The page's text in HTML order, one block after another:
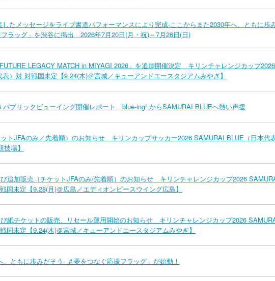
たメッセージをライブ書道パフォーマンスにより完成-ここからまた2030年へ、ともに歩
ラッグ」を渋谷に掲出 2026年7月20日(月・祝)～7月26日(日)
LEGACY MATCH in MIYAGI 2026」を追加開催決定 キリンチャレンジカップ2026
）対 対戦国未定【9.24(木)＠宮城／キューアンドエースタジアムみやぎ】
パブリックビューイング開催レポート blue-ing! からSAMURAI BLUEへ熱い声援
トJFAのみ／先着順）のお知らせ キリンカップサッカー2026 SAMURAI BLUE（日本代
場】
追加販売（チケットJFAのみ/先着順）のお知らせ キリンチャレンジカップ2026
国未定【9.28(月)＠広島／エディオンピースウイング広島】
紙チケットの販売、リセール運用開始のお知らせ キリンチャレンジカップ2026
国未定【9.24(木)＠宮城／キューアンドエースタジアムみやぎ】
、ともに歩みだそう- ＃夢をつなぐ応援フラッグ」が始動！